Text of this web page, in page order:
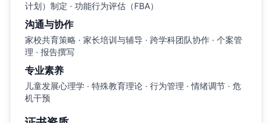
计划）制定 · 功能行为评估（FBA）
沟通与协作
家校共育策略 · 家长培训与辅导 · 跨学科团队协作 · 个案管
理 · 报告撰写
专业素养
儿童发展心理学 · 特殊教育理论 · 行为管理 · 情绪调节 · 危
机干预